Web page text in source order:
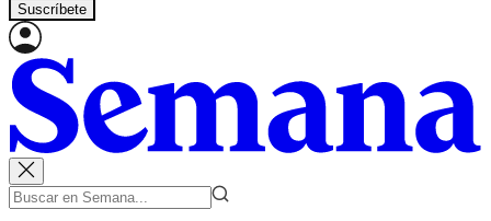
Suscríbete